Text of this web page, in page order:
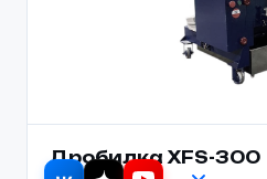
Дробилка XFS-300